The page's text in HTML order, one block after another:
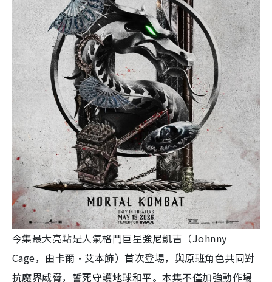
今集最大亮點是人氣格鬥巨星強尼凱吉（Johnny
Cage，由卡爾·艾本飾）首次登場，與原班角色共同對
抗魔界威脅，誓死守護地球和平。​​本集不僅加強動作場